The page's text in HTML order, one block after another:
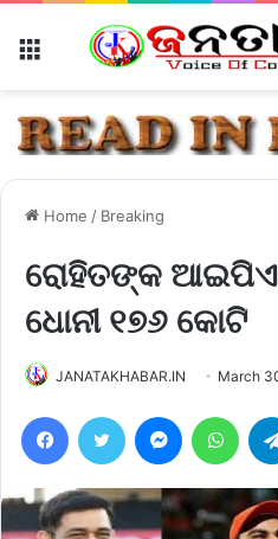
Home / Breaking
ରୋହିତଙ୍କ
ଧୋନୀ ୧୭୬ କୋଟି
JANATAKHABAR.IN March
FacebookTwitter Messenger